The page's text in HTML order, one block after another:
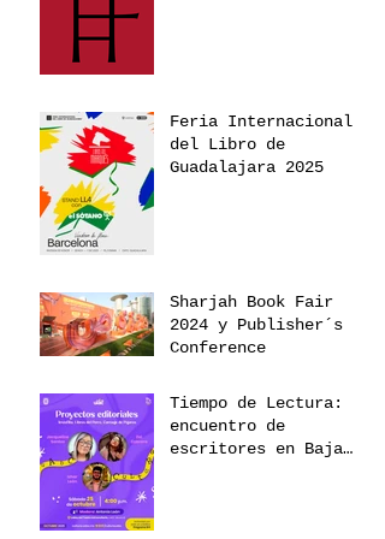
Feria Internacional
del Libro de
Guadalajara 2025
Sharjah Book Fair
2024 y Publisher´s
Conference
Tiempo de Lectura:
encuentro de
escritores en Baja